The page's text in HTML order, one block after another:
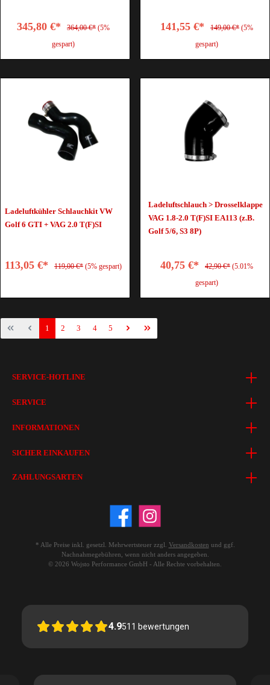
345,80 €* 364,00 €* (5%
gespart)
141,55 €* 149,00 €* (5%
gespart)
Ladeluftkühler Schlauchkit VW
Golf 6 GTI + VAG 2.0 T(F)SI
113,05 €* 119,00 €* (5% gespart)
Ladeluftschlauch > Drosselklappe
VAG 1.8-2.0 T(F)SI EA113 (z.B.
Golf 5/6, S3 8P)
40,75 €* 42,90 €* (5.01%
gespart)
1 2 3 4 5
SERVICE-HOTLINE
SERVICE
INFORMATIONEN
SICHER EINKAUFEN
ZAHLUNGSARTEN
* Alle Preise inkl. gesetzl. Mehrwertsteuer zzgl. Versandkosten und ggf.
Nachnahmegebühren, wenn nicht anders angegeben.
© 2026 Wojsto Performance GmbH - Alle Rechte vorbehalten.
4.9511 bewertungen